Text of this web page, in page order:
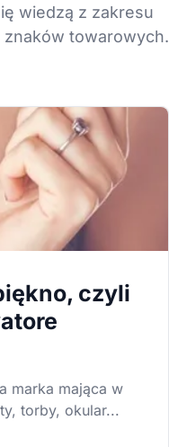
wiedzą z zakresu
towarowych.
czyli
marka mająca w
torby, okular...